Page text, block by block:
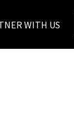
WITH US